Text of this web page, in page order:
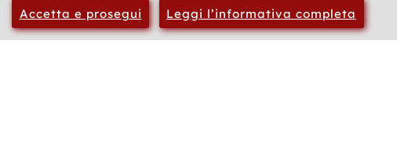
Accetta e prosegui Leggi l’informativa completa